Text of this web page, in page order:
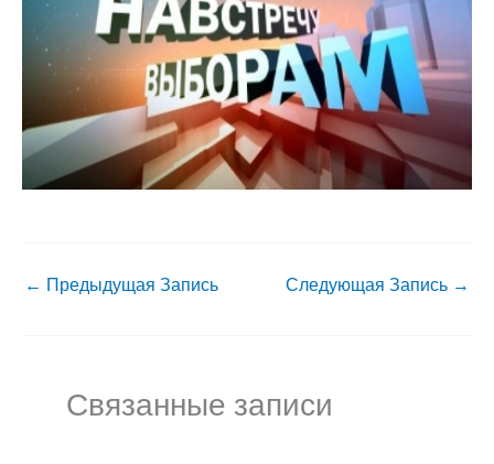
← Предыдущая Запись Следующая Запись →
Связанные записи